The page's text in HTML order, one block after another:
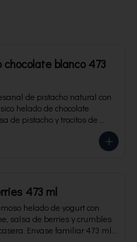
chocolate blanco 473
de pistacho natural con
helado de chocolate
de pistacho y trocitos de
familiar 473 ml, rinde 4
473 ml
helado de yogurt con
salsa de berries y crumbles
Envase familiar 473 ml,